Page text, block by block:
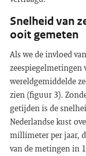
Snelheid van
ooit gemeten
Als we de invloed
zeespiegelmetingen
wereldgemiddelde
zien (figuur 3).
getijden is de
Nederlandse kust
millimeter per jaar,
van de metingen in